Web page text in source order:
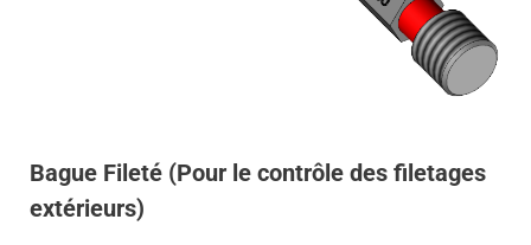
Bague Fileté (Pour le contrôle des filetages
extérieurs)